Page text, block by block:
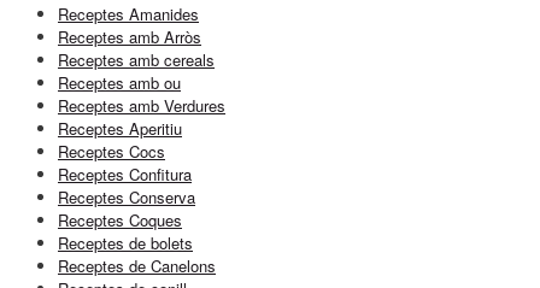
Receptes Amanides
Receptes amb Arròs
Receptes amb cereals
Receptes amb ou
Receptes amb Verdures
Receptes Aperitiu
Receptes Cocs
Receptes Confitura
Receptes Conserva
Receptes Coques
Receptes de bolets
Receptes de Canelons